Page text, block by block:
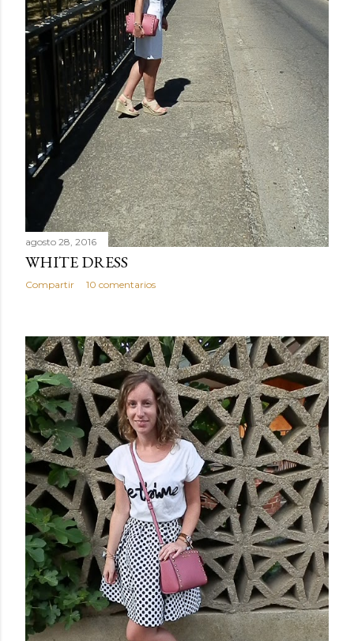
agosto 28, 2016
WHITE DRESS
Compartir 10 comentarios